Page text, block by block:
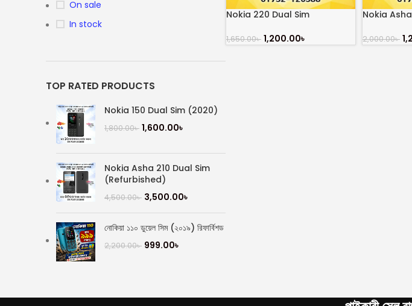
On sale
In stock
TOP RATED PRODUCTS
Nokia 150 Dual Sim (2020)
1,800.00৳ 1,600.00৳
Nokia Asha 210 Dual Sim
(Refurbished)
4,500.00৳ 3,500.00৳
নোকিয়া ১১০ ডুয়েল সিম (২০১৯) রিফার্বিশড
2,200.00৳ 999.00৳
Nokia 220 Dual Sim
1,650.00৳ 1,200.00৳
Nokia
2,000.00৳